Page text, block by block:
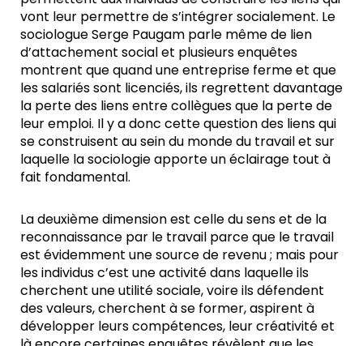
vont leur permettre de s’intégrer socialement. Le
sociologue Serge Paugam parle même de lien
d’attachement social et plusieurs enquêtes
montrent que quand une entreprise ferme et que
les salariés sont licenciés, ils regrettent davantage
la perte des liens entre collègues que la perte de
leur emploi. Il y a donc cette question des liens qui
se construisent au sein du monde du travail et sur
laquelle la sociologie apporte un éclairage tout à
fait fondamental.
La deuxième dimension est celle du sens et de la
reconnaissance par le travail parce que le travail
est évidemment une source de revenu ; mais pour
les individus c’est une activité dans laquelle ils
cherchent une utilité sociale, voire ils défendent
des valeurs, cherchent à se former, aspirent à
développer leurs compétences, leur créativité et